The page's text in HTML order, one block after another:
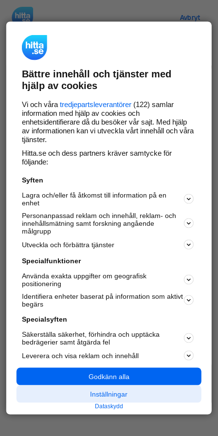
Avbryt
Verifiera ditt företag
Gör som 69 567företag
företagssida på hitta.se och syns bättre mot
kunder i ditt närområde. Helt kostnadsfritt.
Uppdatera din företagsinformation
Svara på och hantera dina omdömen
Har du redan verifierat ditt företag? Logga in
Varje vecka besöker du och4 miljoner
andra
härliga användare oss för att hitta rätt lokal
information om företag, privatpersoner och
platser.
Bättre innehåll och tjänster med
hjälp av cookies
Vi och våra tredjepartsleverantörer(122) samlar
information med hjälp av cookies och
enhetsidentifierare då du besöker vår sajt. Med hjälp
av informationen kan vi utveckla vårt innehåll och våra
tjänster.
Hitta.se och dess partners kräver samtycke för
följande:
Syften
Lagra och/eller få åtkomst till information på en
enhet
Personanpassad reklam och innehåll, reklam- och
innehållsmätning samt forskning angående
målgrupp
Utveckla och förbättra tjänster
Specialfunktioner
Använda exakta uppgifter om geografisk
positionering
Identifiera enheter baserat på information som aktivt
begärs
Specialsyften
Säkerställa säkerhet, förhindra och upptäcka
bedrägerier samt åtgärda fel
Leverera och visa reklam och innehåll
Godkänn alla
Inställningar
Dataskydd